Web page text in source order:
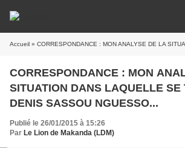
Accueil » CORRESPONDANCE : MON ANALYSE DE LA SITUATION DANS LAQUELLE SE
CORRESPONDANCE : MON
SITUATION DANS LAQUELLE SE
DENIS SASSOU NGUESSO...
Publié le 26/01/2015 à 15:26
Par Le Lion de Makanda (LDM)